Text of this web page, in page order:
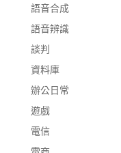
語音合成
語音辨識
談判
資料庫
辦公日常
遊戲
電信